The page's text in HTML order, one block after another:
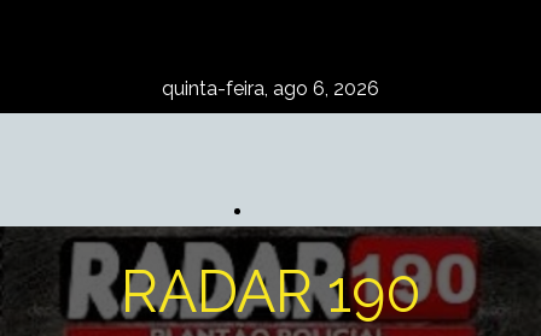
quinta-feira, ago 6, 2026
RADAR 190